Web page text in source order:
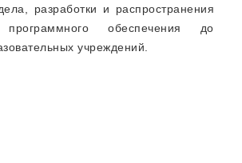
разработки и распространения
программного обеспечения до
учреждений.